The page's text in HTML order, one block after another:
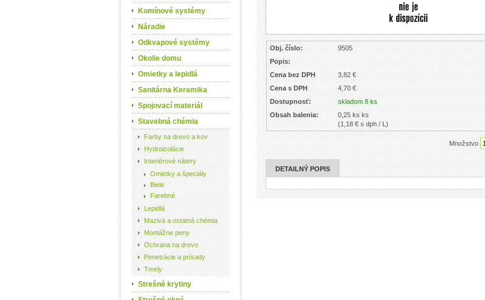
Obj. číslo:
9505
Popis:
Cena bez DPH
3,82 €
Cena s DPH
4,70 €
Dostupnosť:
skladom 8 ks
Obsah balenia:
0,25 ks ks
(1,18 € s dph / L)
Množstvo
DETAILNÝ POPIS
Komínové systémy
Náradie
Odkvapové systémy
Okolie domu
Omietky a lepidlá
Sanitárna Keramika
Spojovací materiál
Stavebná chémia
Farby na drevo a kov
Hydroizolácie
Interiérové nátery
Omietky a špeciály
Biele
Farebné
Lepidlá
Mazivá a ostatná chémia
Montážne peny
Ochrana na drevo
Penetrácie a prísady
Tmely
Strešné krytiny